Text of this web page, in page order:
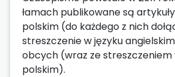
łamach publikowane są
polskim (do każdego z nich
streszczenie w języku
obcych (wraz ze streszczeniem
polskim).